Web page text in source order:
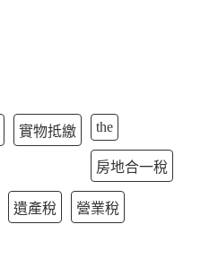
實物抵繳 the
房地合一稅
遺產稅 營業稅